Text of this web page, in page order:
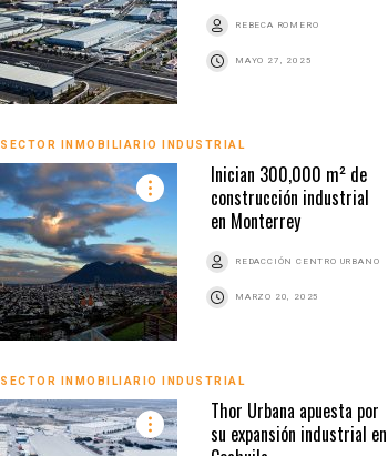
REBECA ROMERO
MAYO 27, 2025
SECTOR INMOBILIARIO INDUSTRIAL
Inician 300,000 m² de
construcción industrial
en Monterrey
REDACCIÓN CENTRO URBANO
MARZO 20, 2025
SECTOR INMOBILIARIO INDUSTRIAL
Thor Urbana apuesta por
su expansión industrial en